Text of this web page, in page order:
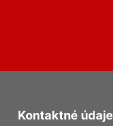
Kontaktné údaje